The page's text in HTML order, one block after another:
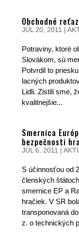
Obchodné
JÚL 20, 2011 |
Potraviny, ktoré
Slovákom, sú
Potvrdil to
lacných
Lidli. Zistili sme,
kvalitnejšie...
Smernica
bezpečnosti
JÚL 6, 2011 |
S účinnosťou od
členských
smernice EP a
hračiek. V SR
transponovaná
z. o technických